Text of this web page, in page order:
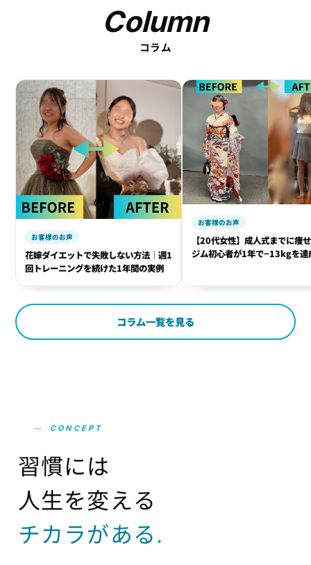
Column
コラム
お客様のお声
花嫁ダイエットで失敗しない方法｜週1
回トレーニングを続けた1年間の実例
お客様のお声
【20代女性】成人式までに痩
ジム初心者が1年で−13kgを達
コラム一覧を見る
— CONCEPT
習慣には
人生を変える
チカラがある.